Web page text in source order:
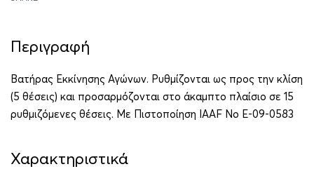
Περιγραφή
Βατήρας Εκκίνησης Αγώνων. Ρυθμίζονται ως προς την κλίση
(5 θέσεις) και προσαρμόζονται στο άκαμπτο πλαίσιο σε 15
ρυθμιζόμενες θέσεις. Με Πιστοποίηση IAAF No E-09-0583
Χαρακτηριστικά